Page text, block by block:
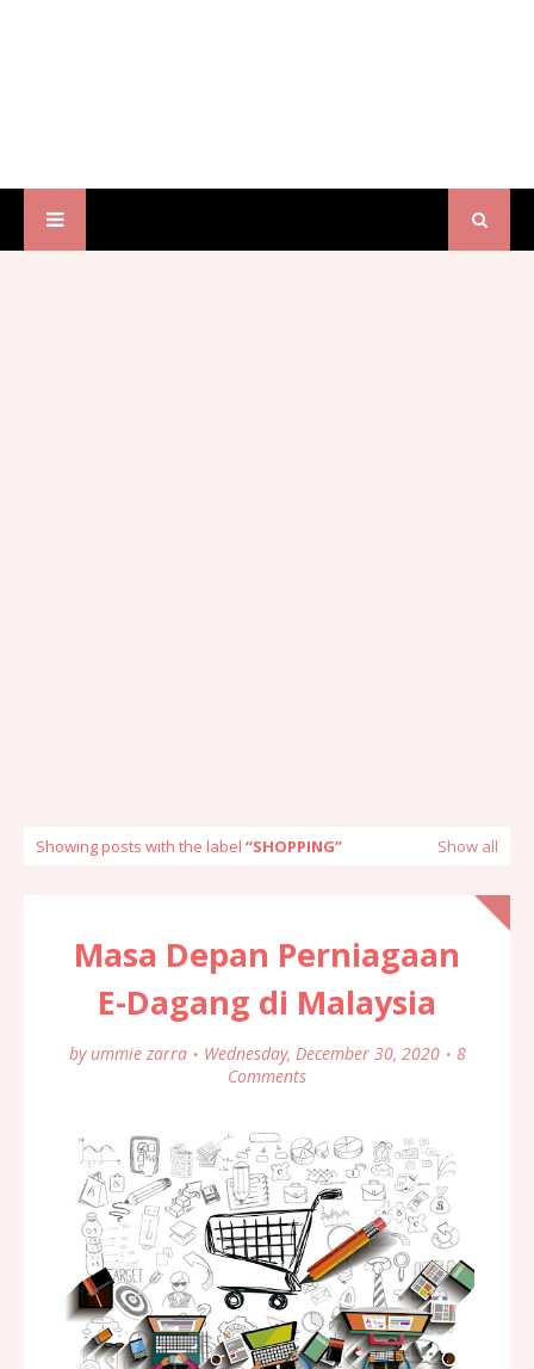
Showing posts with the label SHOPPING Show all
Masa Depan Perniagaan
E-Dagang di Malaysia
by ummie zarra Wednesday, December 30, 2020
8
Comments